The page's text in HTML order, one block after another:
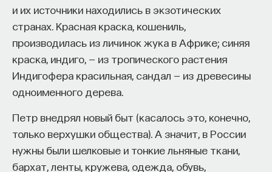
и их источники находились в экзотических
странах. Красная краска, кошениль,
производилась из личинок жука в Африке; синяя
краска, индиго, — из тропического растения
Индигофера красильная, сандал — из древесины
одноименного дерева.
Петр внедрял новый быт (касалось это, конечно,
только верхушки общества). А значит, в России
нужны были шелковые и тонкие льняные ткани,
бархат, ленты, кружева, одежда, обувь,